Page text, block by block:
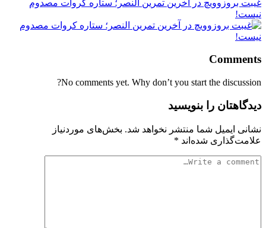
غیبت بروزوویچ در آخرین تمرین النصر؛ ستاره کروات مصدوم
نیست!
Comments
No comments yet. Why don’t you start the discussion?
دیدگاهتان را بنویسید
نشانی ایمیل شما منتشر نخواهد شد. بخش‌های موردنیاز
علامت‌گذاری شده‌اند *